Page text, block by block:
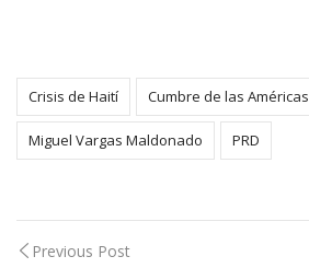
Crisis de Haití Cumbre de las Américas
Miguel Vargas Maldonado PRD
Post
Previous Post